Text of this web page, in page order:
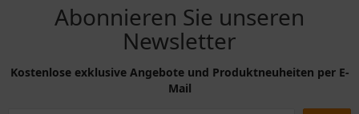
Abonnieren Sie unseren
Newsletter
Kostenlose exklusive Angebote und Produktneuheiten per E-
Mail